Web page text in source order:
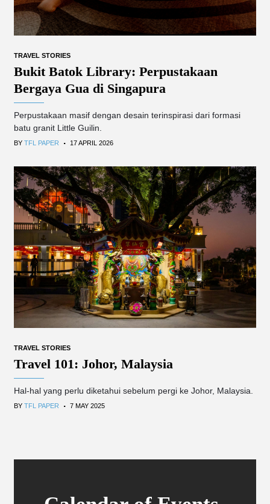
TRAVEL STORIES
Bukit Batok Library: Perpustakaan
Bergaya Gua di Singapura
Perpustakaan masif dengan desain terinspirasi dari formasi
batu granit Little Guilin.
BY TFL PAPER . 17 APRIL 2026
TRAVEL STORIES
Travel 101: Johor, Malaysia
Hal-hal yang perlu diketahui sebelum pergi ke Johor, Malaysia.
BY TFL PAPER . 7 MAY 2025